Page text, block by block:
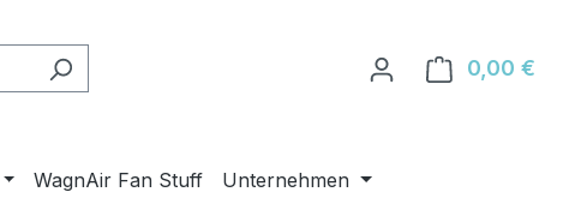
0,00 €
WagnAir Fan Stuff Unternehmen